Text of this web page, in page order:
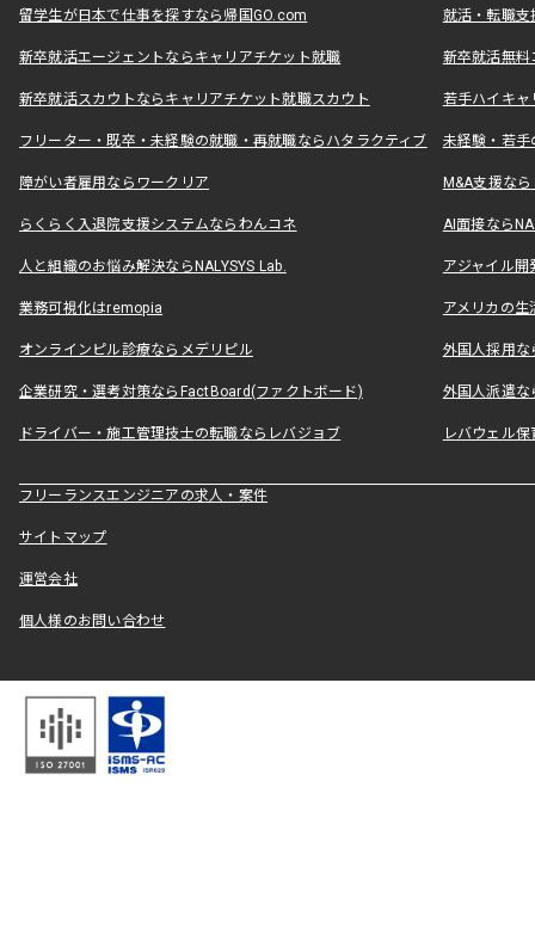
留学生が日本で仕事を探すなら帰国GO.com 就活・転職
新卒就活エージェントならキャリアチケット就職 新卒就活無料
新卒就活スカウトならキャリアチケット就職スカウト 若手ハイキ
フリーター・既卒・未経験の就職・再就職ならハタラクティブ 未経験・若手
障がい者雇用ならワークリア M&A支援な
らくらく入退院支援システムならわんコネ AI面接なら
人と組織のお悩み解決ならNALYSYS Lab. アジャイル
業務可視化はremopia アメリカの
オンラインピル診療ならメデリピル 外国人採用
企業研究・選考対策ならFactBoard(ファクトボード) 外国人派遣な
ドライバー・施工管理技士の転職ならレバジョブ レバウェル
フリーランスエンジニアの求人・案件
サイトマップ
運営会社
個人様のお問い合わせ